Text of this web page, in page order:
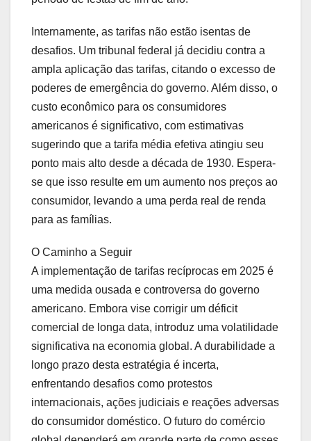
Internamente, as tarifas não estão isentas de
desafios. Um tribunal federal já decidiu contra a
ampla aplicação das tarifas, citando o excesso de
poderes de emergência do governo. Além disso, o
custo econômico para os consumidores
americanos é significativo, com estimativas
sugerindo que a tarifa média efetiva atingiu seu
ponto mais alto desde a década de 1930. Espera-
se que isso resulte em um aumento nos preços ao
consumidor, levando a uma perda real de renda
para as famílias.
O Caminho a Seguir
A implementação de tarifas recíprocas em 2025 é
uma medida ousada e controversa do governo
americano. Embora vise corrigir um déficit
comercial de longa data, introduz uma volatilidade
significativa na economia global. A durabilidade a
longo prazo desta estratégia é incerta,
enfrentando desafios como protestos
internacionais, ações judiciais e reações adversas
do consumidor doméstico. O futuro do comércio